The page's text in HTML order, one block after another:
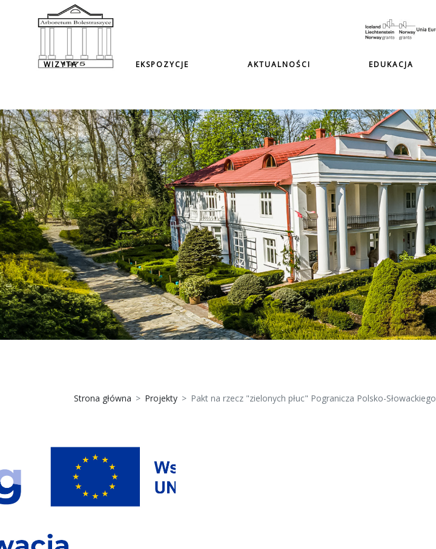
WIZYTA EKSPOZYCJE AKTUALNOŚCI EDUKACJA
Strona główna Projekty Pakt na rzecz "zielonych płuc" Pogranicza Polsko-Słowackiego